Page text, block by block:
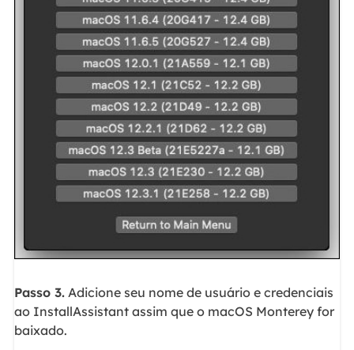
Passo 3.Adicione seu nome de usuário e credenciais
ao InstallAssistant assim que o macOS Monterey for
baixado.